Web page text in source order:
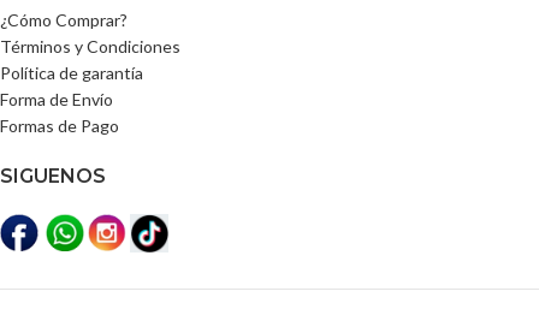
¿Cómo Comprar?
Términos y Condiciones
Política de garantía
Forma de Envío
Formas de Pago
SIGUENOS